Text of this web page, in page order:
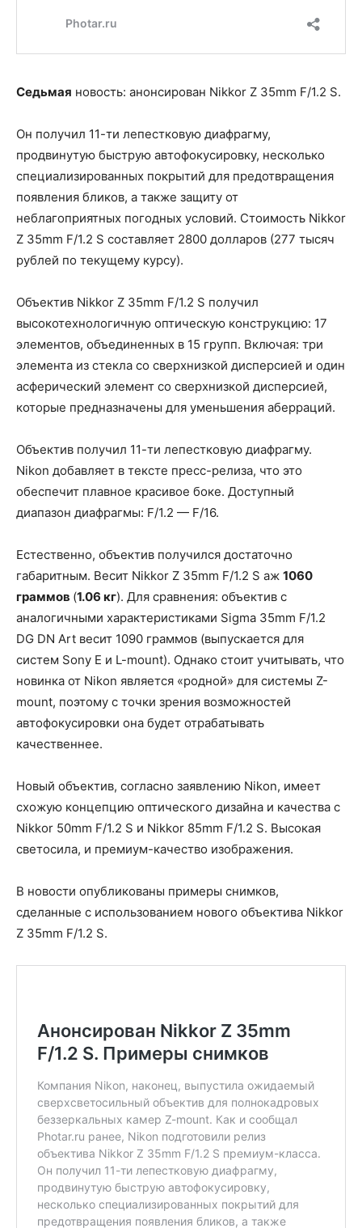
Седьмая новость: анонсирован Nikkor Z 35mm F/1.2 S.
Он получил 11-ти лепестковую диафрагму,
продвинутую быструю автофокусировку, несколько
специализированных покрытий для предотвращения
появления бликов, а также защиту от
неблагоприятных погодных условий. Стоимость Nikkor
Z 35mm F/1.2 S составляет 2800 долларов (277 тысяч
рублей по текущему курсу).
Объектив Nikkor Z 35mm F/1.2 S получил
высокотехнологичную оптическую конструкцию: 17
элементов, объединенных в 15 групп. Включая: три
элемента из стекла со сверхнизкой дисперсией и один
асферический элемент со сверхнизкой дисперсией,
которые предназначены для уменьшения аберраций.
Объектив получил 11-ти лепестковую диафрагму.
Nikon добавляет в тексте пресс-релиза, что это
обеспечит плавное красивое боке. Доступный
диапазон диафрагмы: F/1.2 — F/16.
Естественно, объектив получился достаточно
габаритным. Весит Nikkor Z 35mm F/1.2 S аж 1060
граммов (1.06 кг). Для сравнения: объектив с
аналогичными характеристиками Sigma 35mm F/1.2
DG DN Art весит 1090 граммов (выпускается для
систем Sony E и L-mount). Однако стоит учитывать, что
новинка от Nikon является «родной» для системы Z-
mount, поэтому с точки зрения возможностей
автофокусировки она будет отрабатывать
качественнее.
Новый объектив, согласно заявлению Nikon, имеет
схожую концепцию оптического дизайна и качества с
Nikkor 50mm F/1.2 S и Nikkor 85mm F/1.2 S. Высокая
светосила, и премиум-качество изображения.
В новости опубликованы примеры снимков,
сделанные с использованием нового объектива Nikkor
Z 35mm F/1.2 S.